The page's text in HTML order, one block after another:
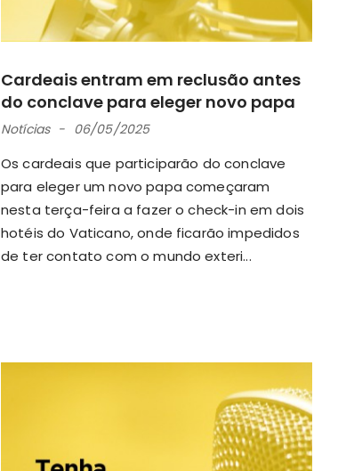
Cardeais entram em reclusão antes
do conclave para eleger novo papa
Notícias 06/05/2025
Os cardeais que participarão do conclave
para eleger um novo papa começaram
nesta terça-feira a fazer o check-in em dois
hotéis do Vaticano, onde ficarão impedidos
de ter contato com o mundo exteri...